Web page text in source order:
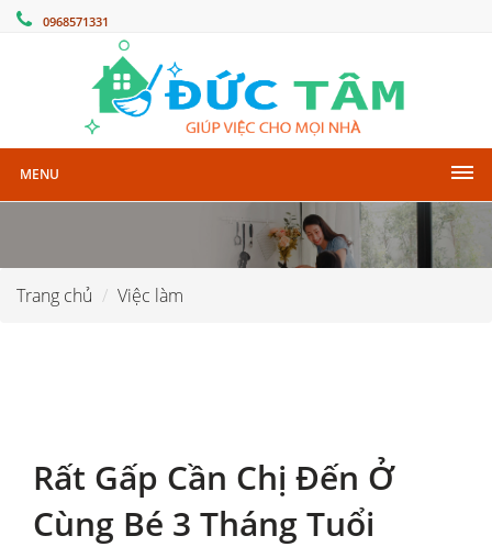
0968571331
MENU
Trang chủ Việc làm
Rất Gấp Cần Chị Đến Ở
Cùng Bé 3 Tháng Tuổi